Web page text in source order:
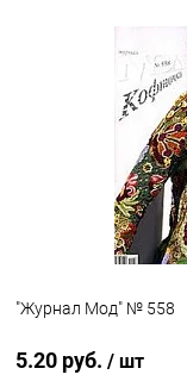
Купить в 1 клик
"Журнал Мод" № 558
5.20 руб. / шт